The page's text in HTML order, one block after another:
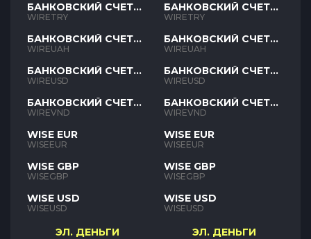
БАНКОВСКИЙ СЧЕТ
TRY
WIRETRY
БАНКОВСКИЙ СЧЕТ
UAH
WIREUAH
БАНКОВСКИЙ СЧЕТ
USD
WIREUSD
БАНКОВСКИЙ СЧЕТ
VND
WIREVND
WISE EUR
WISEEUR
WISE GBP
WISEGBP
WISE USD
WISEUSD
ЭЛ. ДЕНЬГИ
БАНКОВСКИЙ СЧЕТ
TRY
WIRETRY
БАНКОВСКИЙ СЧЕТ
UAH
WIREUAH
БАНКОВСКИЙ СЧЕТ
USD
WIREUSD
БАНКОВСКИЙ СЧЕТ
VND
WIREVND
WISE EUR
WISEEUR
WISE GBP
WISEGBP
WISE USD
WISEUSD
ЭЛ. ДЕНЬГИ